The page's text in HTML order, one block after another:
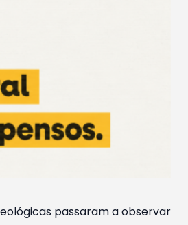
passaram a observar